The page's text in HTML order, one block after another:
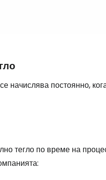
начислява постоянно,
тегло по време на